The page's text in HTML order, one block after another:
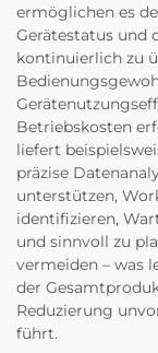
ermöglichen es
Gerätestatus und
kontinuierlich zu
Betriebskosten
liefert
präzise
unterstützen,
identifizieren,
und sinnvoll zu
vermeiden – was
der
Reduzierung
führt.